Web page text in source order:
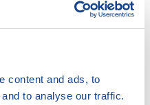
content and ads, to
to analyse our traffic.
služeb
Sociální